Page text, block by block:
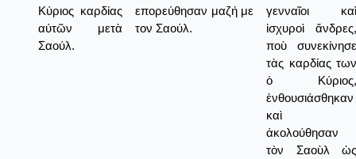
Κύριος καρδίας
αὐτῶν μετὰ
Σαούλ.
επορεύθησαν μαζή με
τον Σαούλ.
γενναῖοι καὶ
ἰσχυροὶ ἄνδρες,
ποὺ συνεκίνησε
τὰς καρδίας των
ὁ Κύριος,
ἐνθουσιάσθηκαν
καὶ
ἀκολούθησαν
τὸν Σαοὺλ ὡς